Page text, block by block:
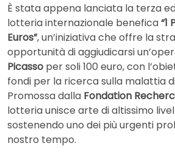
È stata appena lanciata la terza
lotteria internazionale benefica“1
Euros”, un’iniziativa che offre la
opportunità di aggiudicarsi
Picasso per soli 100 euro, con
fondi per la ricerca sulla malattia
Promossa dalla Fondation
lotteria unisce arte di altissimo
sostenendo uno dei più urgenti
nostro tempo.